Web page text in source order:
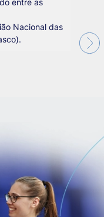
entre as
Nacional das